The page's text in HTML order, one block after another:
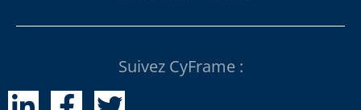
Suivez CyFrame :